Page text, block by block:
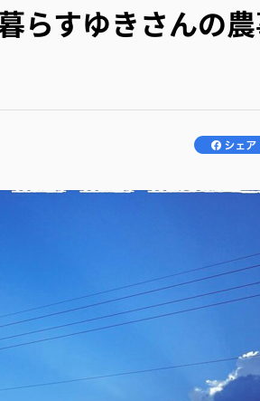
らすゆきさんの